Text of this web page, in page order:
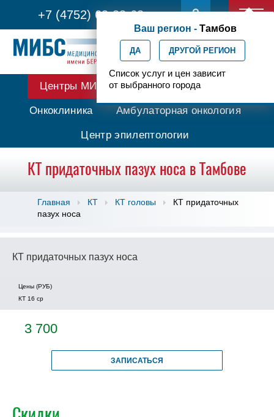
+7 (4752) 63-33-63
Ваш регион - Тамбов
ДА ДРУГОЙ РЕГИОН
Список услуг и цен зависит
от выбранного города
Центры МИБС Протонная терапия
Онкоклиника Амбулаторная онкология
Центр эпилептологии
КТ придаточных пазух носа в Тамбове
Главная КТ КТ головы
КТ придаточных
пазух носа
КТ придаточных пазух носа
Цены (РУБ)
КТ 16 ср
3 700
ЗАПИСАТЬСЯ